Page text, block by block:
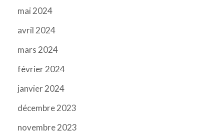
mai 2024
avril 2024
mars 2024
février 2024
janvier 2024
décembre 2023
novembre 2023